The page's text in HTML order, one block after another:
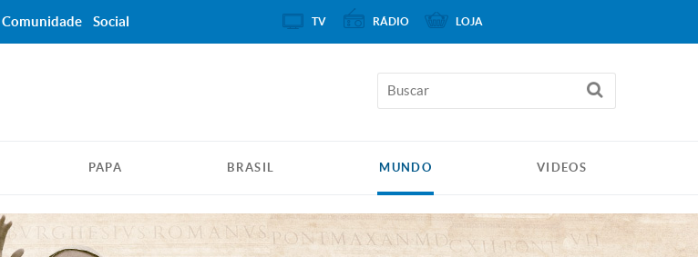
PAPA BRASIL MUNDO VIDEOS
Comunidade Social TV RÁDIO LOJA